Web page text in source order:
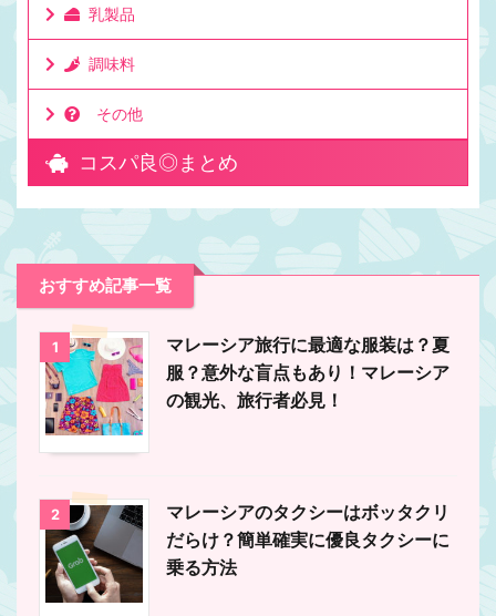
乳製品
調味料
その他
コスパ良◎まとめ
おすすめ記事一覧
1
マレーシア旅行に最適な服装は？夏
服？意外な盲点もあり！マレーシア
の観光、旅行者必見！
2
マレーシアのタクシーはボッタクリ
だらけ？簡単確実に優良タクシーに
乗る方法